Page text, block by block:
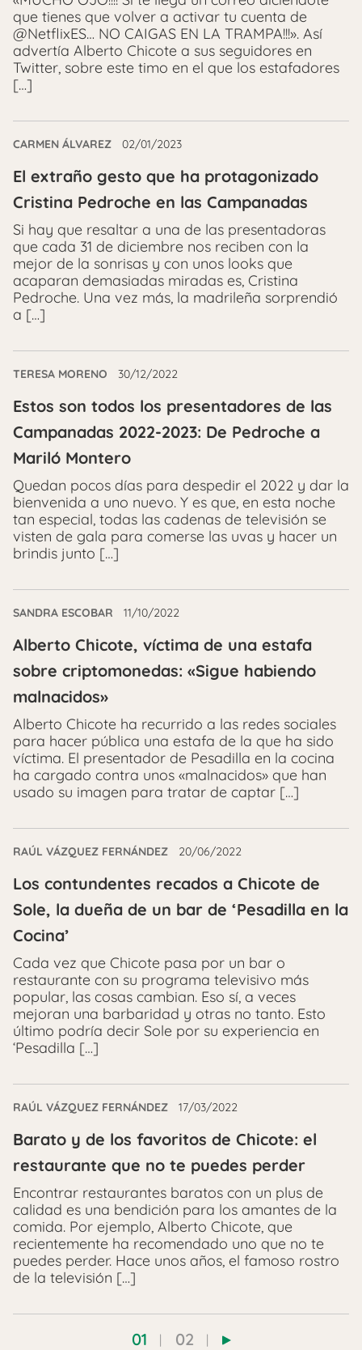
que tienes que volver a activar tu cuenta de
@NetflixES… NO CAIGAS EN LA TRAMPA!!!». Así
advertía Alberto Chicote a sus seguidores en
Twitter, sobre este timo en el que los estafadores
[…]
CARMEN ÁLVAREZ 02/01/2023
El extraño gesto que ha protagonizado
Cristina Pedroche en las Campanadas
Si hay que resaltar a una de las presentadoras
que cada 31 de diciembre nos reciben con la
mejor de la sonrisas y con unos looks que
acaparan demasiadas miradas es, Cristina
Pedroche. Una vez más, la madrileña sorprendió
a […]
TERESA MORENO 30/12/2022
Estos son todos los presentadores de las
Campanadas 2022-2023: De Pedroche a
Mariló Montero
Quedan pocos días para despedir el 2022 y dar la
bienvenida a uno nuevo. Y es que, en esta noche
tan especial, todas las cadenas de televisión se
visten de gala para comerse las uvas y hacer un
brindis junto […]
SANDRA ESCOBAR 11/10/2022
Alberto Chicote, víctima de una estafa
sobre criptomonedas: «Sigue habiendo
malnacidos»
Alberto Chicote ha recurrido a las redes sociales
para hacer pública una estafa de la que ha sido
víctima. El presentador de Pesadilla en la cocina
ha cargado contra unos «malnacidos» que han
usado su imagen para tratar de captar […]
RAÚL VÁZQUEZ FERNÁNDEZ 20/06/2022
Los contundentes recados a Chicote de
Sole, la dueña de un bar de ‘Pesadilla en la
Cocina’
Cada vez que Chicote pasa por un bar o
restaurante con su programa televisivo más
popular, las cosas cambian. Eso sí, a veces
mejoran una barbaridad y otras no tanto. Esto
último podría decir Sole por su experiencia en
‘Pesadilla […]
RAÚL VÁZQUEZ FERNÁNDEZ 17/03/2022
Barato y de los favoritos de Chicote: el
restaurante que no te puedes perder
Encontrar restaurantes baratos con un plus de
calidad es una bendición para los amantes de la
comida. Por ejemplo, Alberto Chicote, que
recientemente ha recomendado uno que no te
puedes perder. Hace unos años, el famoso rostro
de la televisión […]
01 02